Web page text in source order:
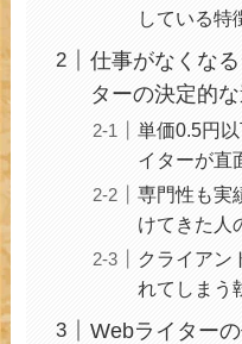
している特
仕事がなくな
ターの決定的
単価0.5円
イターが直
専門性も実
けてきた人
クライアン
れてしまう
Webライター